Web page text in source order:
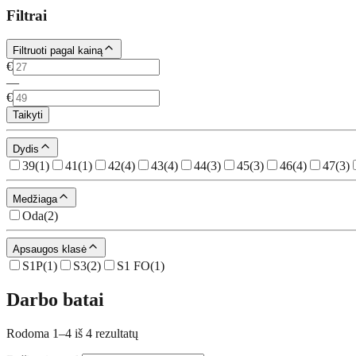
Filtrai
Filtruoti pagal kainą
€
—
€
Taikyti
Dydis
39(1) 41(1) 42(4) 43(4) 44(3) 45(3) 46(4) 47(3)
Medžiaga
Oda(2)
Apsaugos klasė
S1P(1) S3(2) S1 FO(1)
Darbo batai
Rodoma 1–4 iš 4 rezultatų